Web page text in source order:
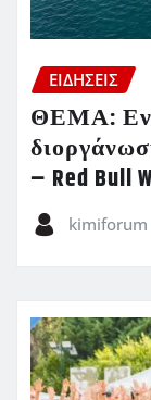
ΕΙΔΗΣΕΙΣ
ΘΕΜΑ:
– Red Bull
kimiforum